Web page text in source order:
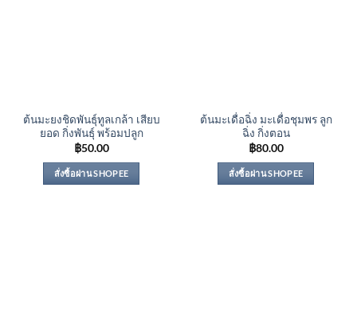
ต้นมะยงชิดพันธุ์ทูลเกล้า เสียบ
ยอด กิ่งพันธุ์ พร้อมปลูก
฿50.00
สั่งซื้อผ่าน SHOPEE
ต้นมะเดื่อฉิ่ง มะเดื่อชุมพร ลูก
ฉิ่ง กิ่งตอน
฿80.00
สั่งซื้อผ่าน SHOPEE